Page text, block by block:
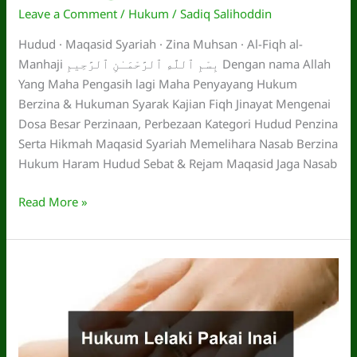
Leave a Comment / Hukum /Sadiq Salihoddin
Hudud · Maqasid Syariah · Zina Muhsan · Al-Fiqh al-
Manhaji بِسْمِ ٱللَّهِ ٱلرَّحْمَـٰنِ ٱلرَّحِيمِ Dengan nama Allah
Yang Maha Pengasih lagi Maha Penyayang Hukum
Berzina & Hukuman Syarak Kajian Fiqh Jinayat Mengenai
Dosa Besar Perzinaan, Perbezaan Kategori Hudud Penzina
Serta Hikmah Maqasid Syariah Memelihara Nasab Berzina
Hukum Haram Hudud Sebat & Rejam Maqasid Jaga Nasab
Hukum
dari
Read More »